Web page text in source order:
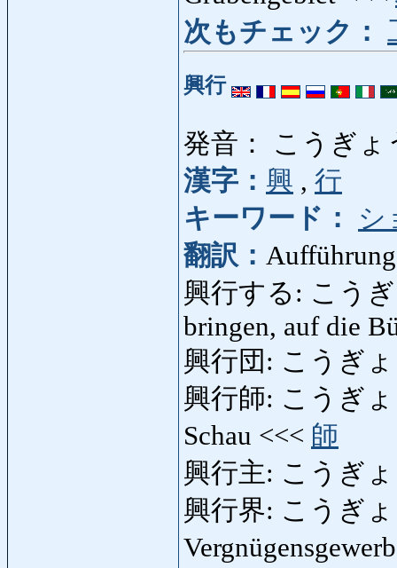
次もチェック：
興行
発音： こうぎょ
漢字： 興 , 行
キーワード：
シ
翻訳：
興行する: こう
bringen, auf die
興行団: こうぎ
興行師: こうぎょ
Schau <<< 師
興行主: こうぎ
興行界: こうぎょ